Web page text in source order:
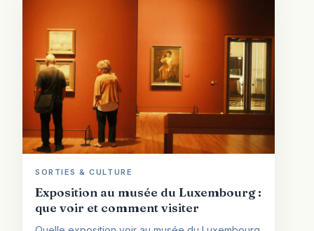
SORTIES & CULTURE
Exposition au musée du Luxembourg :
que voir et comment visiter